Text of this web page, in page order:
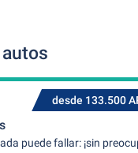
desde 133.500
puede fallar: ¡sin